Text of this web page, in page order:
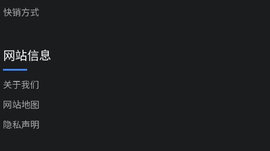
快销方式
网站信息
关于我们
网站地图
隐私声明